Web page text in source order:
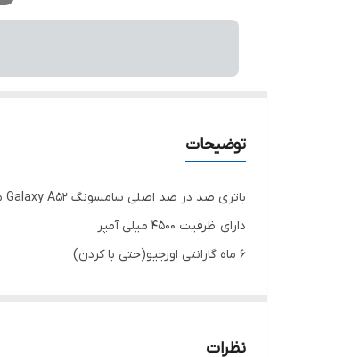
توضیحات
باتری صد در صد اصلی سامسونگ Galaxy A52 مدل EB-BG781ABY
دارای ظرفیت 4500 میلی آمپر
6 ماه گارانتی اورجیو(حتی با کردن)
نظرات